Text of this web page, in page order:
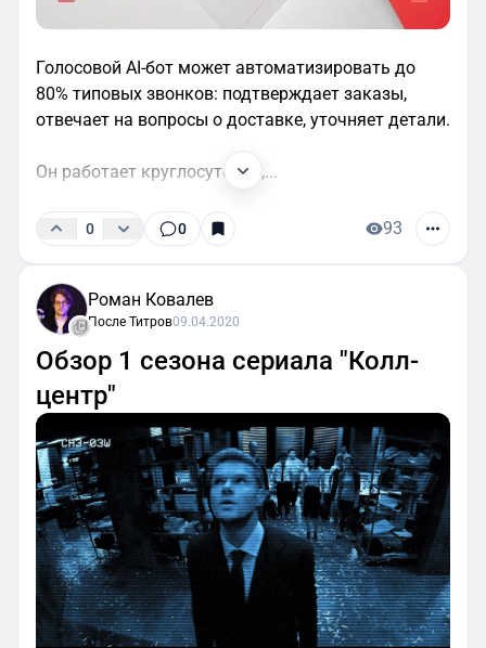
Голосовой AI-бот может автоматизировать до
80% типовых звонков: подтверждает заказы,
отвечает на вопросы о доставке, уточняет детали.
Он работает круглосуточно,...
0 0 93
Роман Ковалев
После Титров09.04.2020
Обзор 1 сезона сериала "Колл-
центр"